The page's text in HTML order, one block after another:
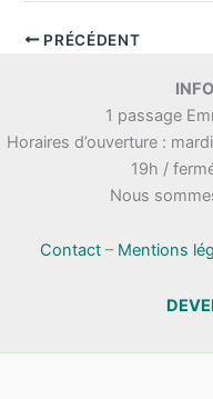
PRÉCÉDENT
1 passage
Horaires d’ouverture :
19h /
Nous
Contact– Mentions